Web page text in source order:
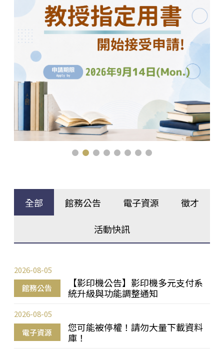
全部 館務公告 電子資源 徵才
活動快訊
館務公告
【影印機公告】影印機多元支付系
統升級與功能調整通知
2026-08-05
電子資源
您可能被停權！請勿大量下載資料
庫！
2026-08-05